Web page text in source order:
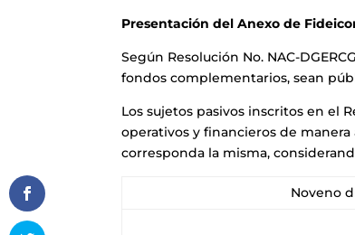
Presentación del Anexo de
Según Resolución No. NAC-
fondos complementarios, sean
Los sujetos pasivos inscritos en el
operativos y financieros de
corresponda la misma,
Noveno